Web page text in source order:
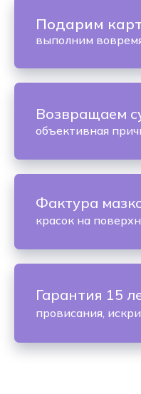
Подарим
выполним
Возвращаем
объективная
Фактура
красок на
Гарантия 15
провисания,